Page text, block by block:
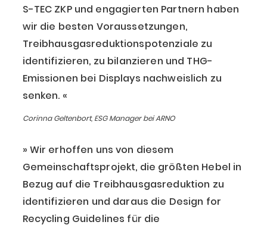
S-TEC ZKP und engagierten Partnern haben
wir die besten Voraussetzungen,
Treibhausgasreduktionspotenziale zu
identifizieren, zu bilanzieren und THG-
Emissionen bei Displays nachweislich zu
senken.
Corinna Geltenbort, ESG Manager bei ARNO
Wir erhoffen uns von diesem
Gemeinschaftsprojekt, die größten Hebel in
Bezug auf die Treibhausgasreduktion zu
identifizieren und daraus die Design for
Recycling Guidelines für die